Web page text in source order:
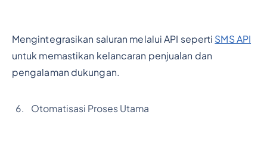
Mengintegrasikan saluran melalui API seperti SMS API
untuk memastikan kelancaran penjualan dan
pengalaman dukungan.
Otomatisasi Proses Utama